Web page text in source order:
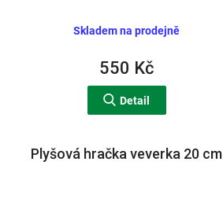
Skladem na prodejně
550 Kč
Detail
Plyšová hračka veverka 20 cm